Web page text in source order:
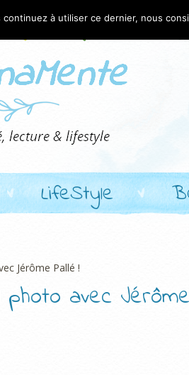
LifeStyle
Jérôme Pallé !
avec Jérôme
à utiliser ce dernier, nous